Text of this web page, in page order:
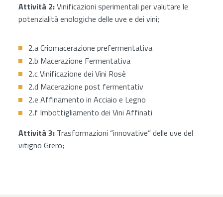
Attività 2:Vinificazioni sperimentali per valutare le
potenzialità enologiche delle uve e dei vini;
2.a Criomacerazione prefermentativa
2.b Macerazione Fermentativa
2.c Vinificazione dei Vini Rosè
2.d Macerazione post fermentativ
2.e Affinamento in Acciaio e Legno
2.f Imbottigliamento dei Vini Affinati
Attività 3: Trasformazioni “innovative” delle uve del
vitigno Grero;